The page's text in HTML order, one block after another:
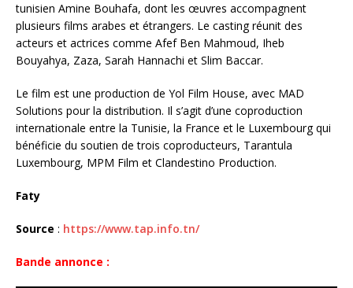
tunisien Amine Bouhafa, dont les œuvres accompagnent
plusieurs films arabes et étrangers. Le casting réunit des
acteurs et actrices comme Afef Ben Mahmoud, Iheb
Bouyahya, Zaza, Sarah Hannachi et Slim Baccar.
Le film est une production de Yol Film House, avec MAD
Solutions pour la distribution. Il s’agit d’une coproduction
internationale entre la Tunisie, la France et le Luxembourg qui
bénéficie du soutien de trois coproducteurs, Tarantula
Luxembourg, MPM Film et Clandestino Production.
Faty
Source : https://www.tap.info.tn/
Bande annonce :